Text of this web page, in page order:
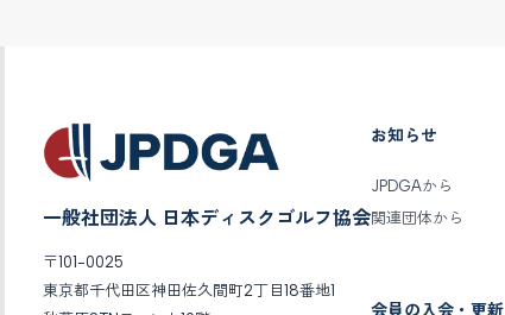
一般社団法人 日本ディスクゴルフ協会
〒101-0025
東京都千代田区神田佐久間町2丁目18番地1
お知らせ
JPDGAから
関連団体から
会員の入会・更新